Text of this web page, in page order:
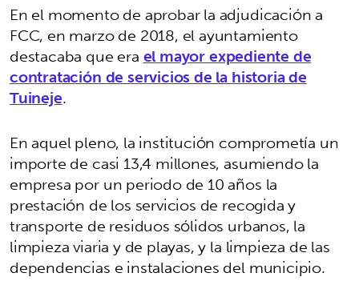
En el momento de aprobar la adjudicación a
FCC, en marzo de 2018, el ayuntamiento
destacaba que erael mayor expediente de
contratación de servicios de la historia de
Tuineje.
En aquel pleno, la institución comprometía un
importe de casi 13,4 millones, asumiendo la
empresa por un periodo de 10 años la
prestación de los servicios de recogida y
transporte de residuos sólidos urbanos, la
limpieza viaria y de playas, y la limpieza de las
dependencias e instalaciones del municipio.